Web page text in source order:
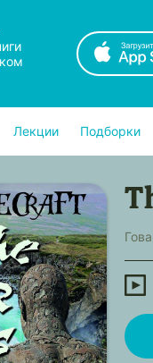
Лекции Подборки